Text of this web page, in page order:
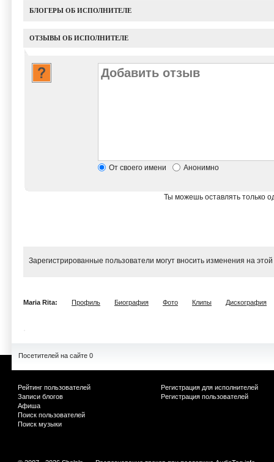
БЛОГЕРЫ ОБ ИСПОЛНИТЕЛЕ
ОТЗЫВЫ ОБ ИСПОЛНИТЕЛЕ
От своего имени Анонимно
Ты можешь оставлять только
Зарегистрированные пользователи могут вносить изменения на
Maria Rita: Профиль Биография Фото Клипы Дискография
Посетителей на сайте 0
Рейтинг пользователей
Записи блогов
Афиша
Поиск пользователей
Поиск музыки
Регистрация для исполнителей
Регистрация пользователей